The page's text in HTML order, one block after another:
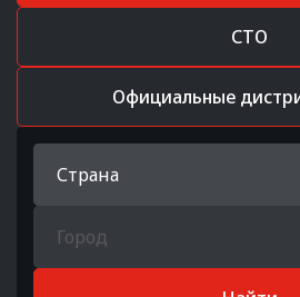
СТО
Официальные
Страна
Город